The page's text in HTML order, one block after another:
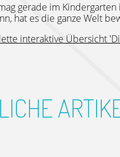
gerade im
hat es die ganze Welt
interaktive Übersicht